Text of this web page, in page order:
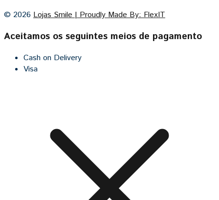
© 2026 Lojas Smile | Proudly Made By: FlexIT
Aceitamos os seguintes meios de pagamento
Cash on Delivery
Visa